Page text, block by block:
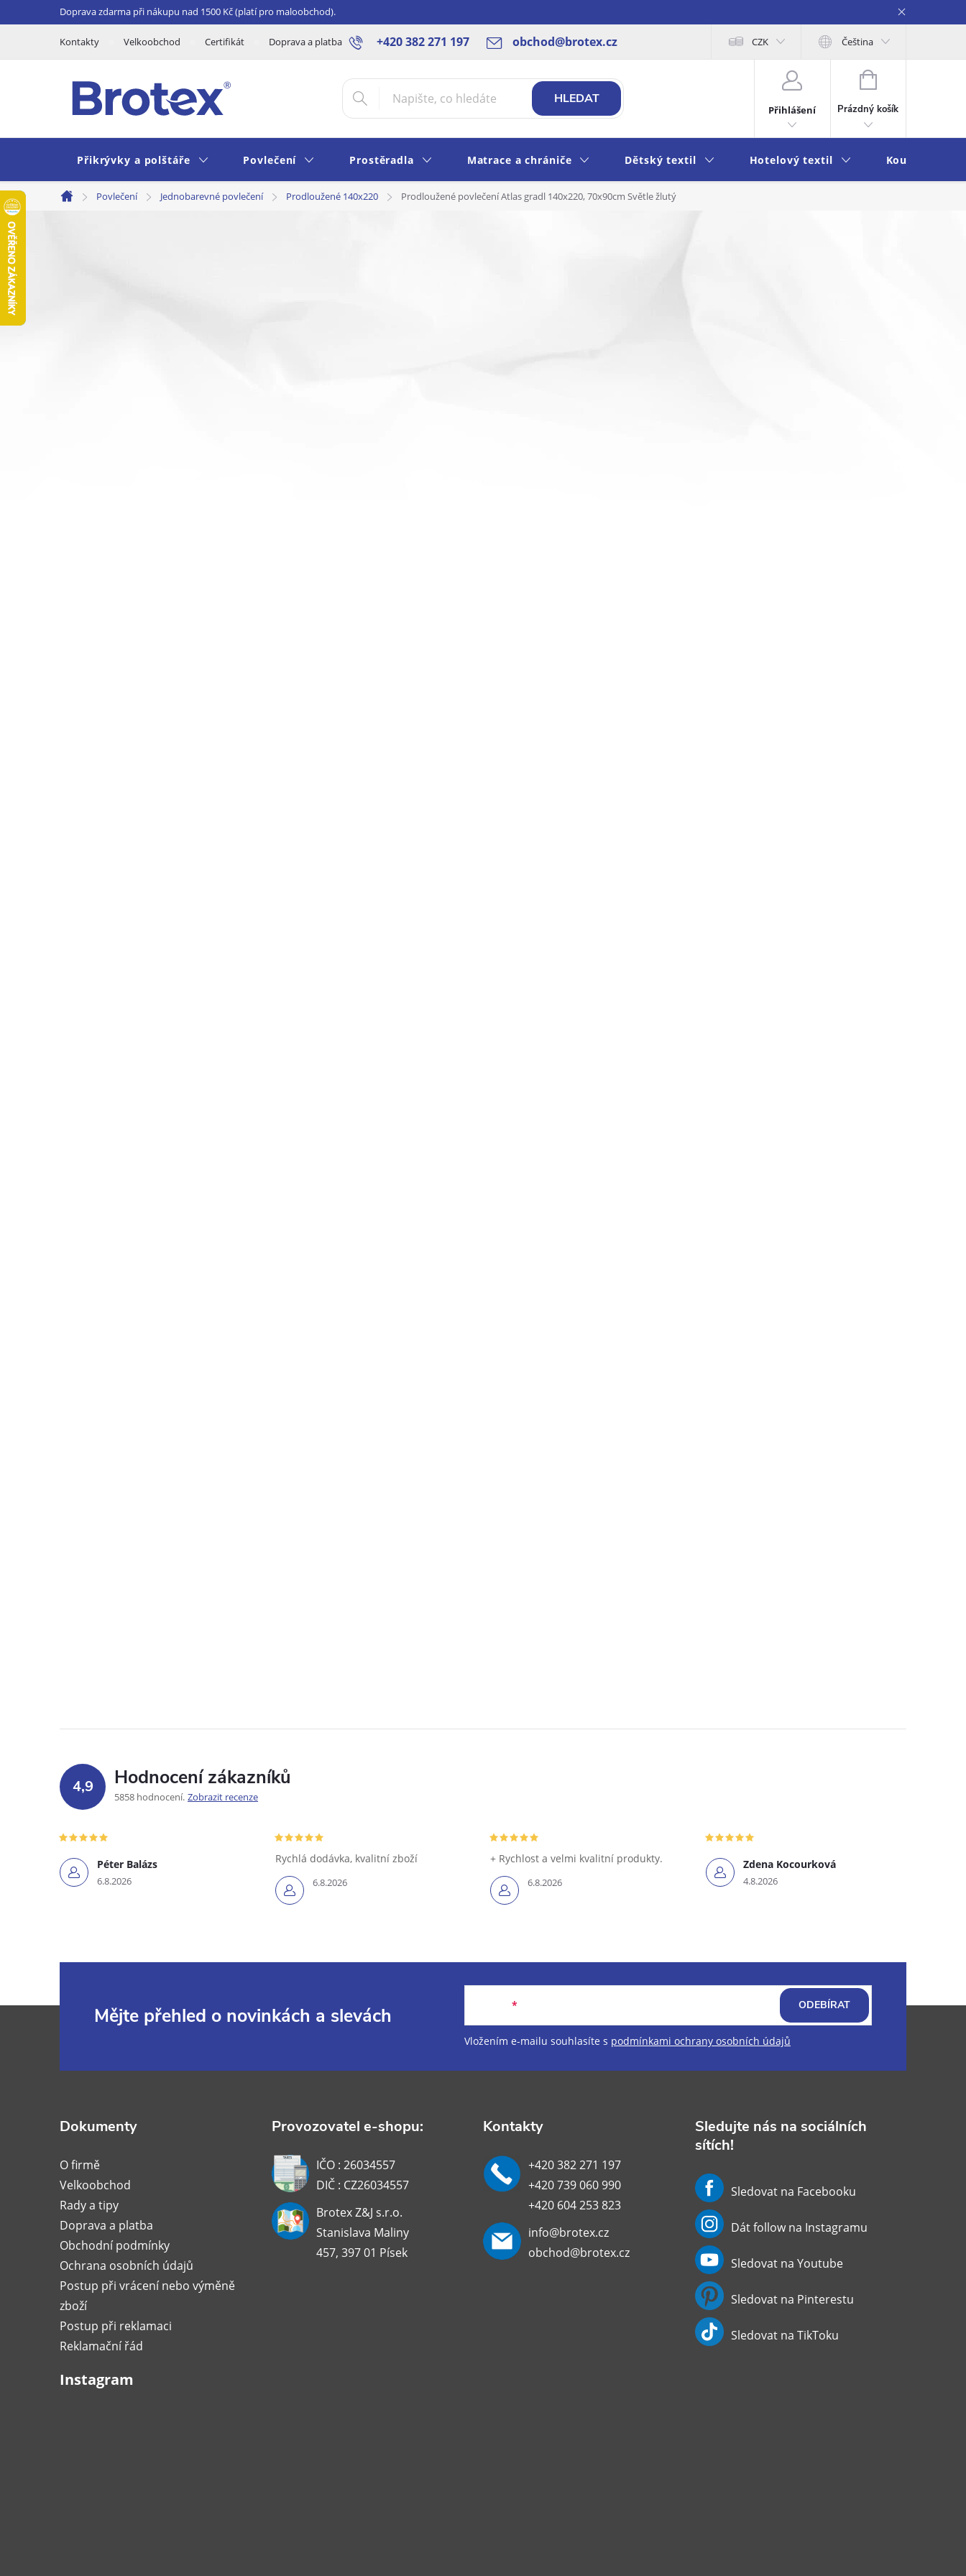
na
Doprava zdarma při nákupu nad 1500 Kč (platí pro maloobchod).
+420 382 271 197 obchod@brotex.cz
Kontakty Velkoobchod Certifikát Doprava a platba Blog Rady a tipy Obchodní podmínky Ochrana osobních údajů Moje objednávka
CZK Čeština
HLEDAT
Přihlášení
NÁKUPNÍ
KOŠÍK
Prázdný košík
Přikrývky a polštáře Povlečení Prostěradla Matrace a chrániče Dětský textil Hotelový textil Koupelna a
Domů
Povlečení Jednobarevné povlečení Prodloužené 140x220 Prodloužené povlečení Atlas gradl 140x220, 70x90cm Světle žlutý
4,9 Hodnocení zákazníků
5858 hodnocení Zobrazit recenze
Péter Balázs
6.8.2026 6.8.2026
Rychlá dodávka, kvalitní zboží
6.8.2026
+ Rychlost a velmi kvalitní produkty. Zdena Kocourková
4.8.2026
Mějte přehled o novinkách a slevách
Vložením e-mailu souhlasíte s podmínkami ochrany osobních údajů
ODEBÍRAT
Dokumenty
O firmě
Velkoobchod
Rady a tipy
Doprava a platba
Obchodní podmínky
Ochrana osobních údajů
Postup při vrácení nebo výměně
zboží
Postup při reklamaci
Reklamační řád
Provozovatel e-shopu:
IČO : 26034557
DIČ : CZ26034557
Brotex Z&J s.r.o.
Stanislava Maliny
457, 397 01 Písek
Kontakty
+420 382 271 197
+420 739 060 990
+420 604 253 823
info@brotex.cz
obchod@brotex.cz
Sledujte nás na sociálních
sítích!
Sledovat na Facebooku
Dát follow na Instagramu
Sledovat na Youtube
Sledovat na Pinterestu
Sledovat na TikToku
Instagram